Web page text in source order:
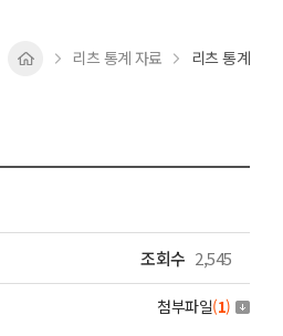
리츠 통계 자료 리츠 통계
조회수 2,545
첨부파일(1)